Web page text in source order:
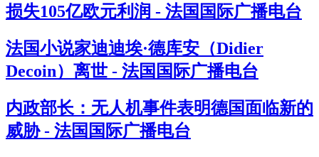
损失105亿欧元利润 - 法国国际广播电台
法国小说家迪迪埃·德库安（Didier
Decoin）离世 - 法国国际广播电台
内政部长：无人机事件表明德国面临新的
威胁 - 法国国际广播电台